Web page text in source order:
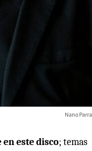
Nano Parra
en este disco; temas